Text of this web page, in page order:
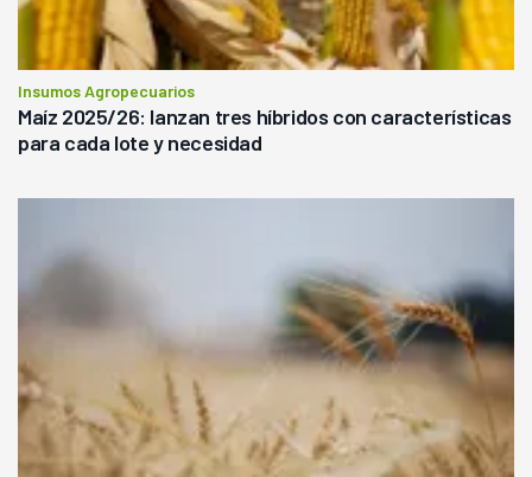
Insumos Agropecuarios
Maíz 2025/26: lanzan tres híbridos con características
para cada lote y necesidad